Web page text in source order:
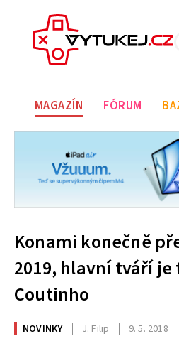
MAGAZÍN FÓRUM
Konami konečně
2019, hlavní tváří
Coutinho
NOVINKY J. Filip 9. 5. 2018